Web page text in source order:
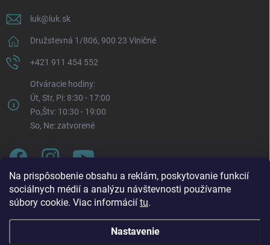
Na prispôsobenie obsahu a reklám, poskytovanie funkcií
sociálnych médií a analýzu návštevnosti používame
súbory cookie. Viac informácií tu.
Nastavenie
luk@ luk.sk
Družstevná 1/806, 900 23 Viničné
+421 911 454 552
Otváracie hodiny:
Út, Str, Pi: 8:30 - 17:00
Po,Štv: 10:30 - 19:00
So, Ne: zatvorené